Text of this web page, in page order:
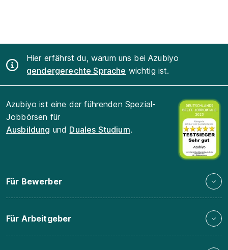
Hier erfährst du, warum uns bei Azubiyo
gendergerechte Sprache wichtig ist.
Azubiyo ist eine der führenden Spezial-
Jobbörsen für
Ausbildung und Duales Studium.
Für Bewerber
Für Arbeitgeber